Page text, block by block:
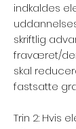
indkaldes
skriftlig
fraværet/
skal
fastsatte
Trin 2: Hvis